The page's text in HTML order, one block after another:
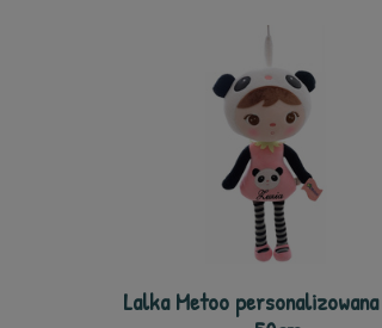
Lalka Metoo personalizowana